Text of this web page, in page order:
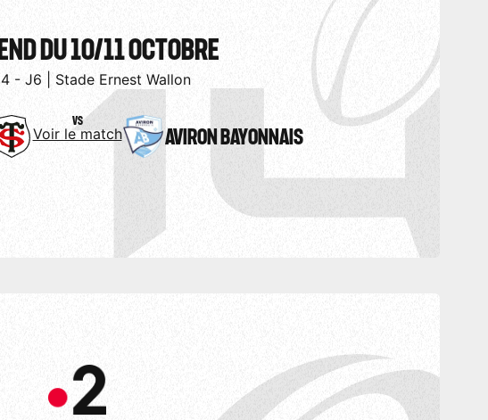
DU 10/11 OCTOBRE
- J6 | Stade Ernest Wallon
VS
Voir le match AVIRON BAYONNAIS